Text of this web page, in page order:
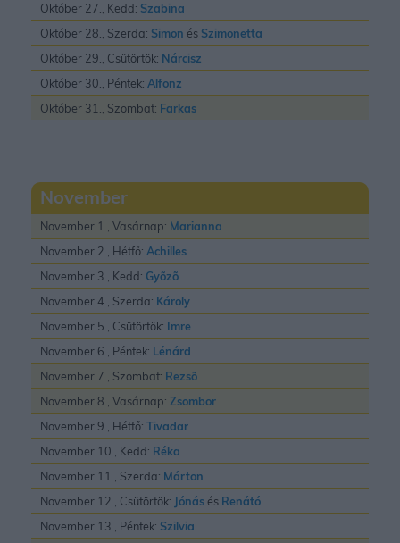
Október 27., Kedd: Szabina
Október 28., Szerda: Simon és Szimonetta
Október 29., Csütörtök: Nárcisz
Október 30., Péntek: Alfonz
Október 31., Szombat: Farkas
November
November 1., Vasárnap: Marianna
November 2., Hétfő: Achilles
November 3., Kedd: Gyõzõ
November 4., Szerda: Károly
November 5., Csütörtök: Imre
November 6., Péntek: Lénárd
November 7., Szombat: Rezsõ
November 8., Vasárnap: Zsombor
November 9., Hétfő: Tivadar
November 10., Kedd: Réka
November 11., Szerda: Márton
November 12., Csütörtök: Jónás és Renátó
November 13., Péntek: Szilvia